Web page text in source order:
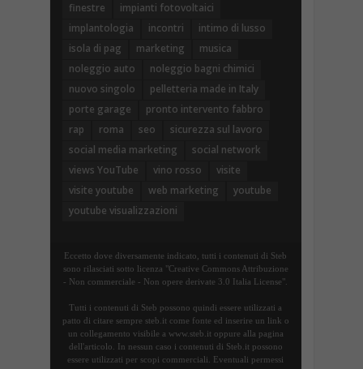
finestre
impianti fotovoltaici
implantologia
incontri
intimo di lusso
isola di pag
marketing
musica
noleggio auto
noleggio bagni chimici
nuovo singolo
pelletteria made in Italy
porte garage
pronto intervento fabbro
rap
roma seo
sicurezza sul lavoro
social media marketing
social network
views YouTube
vino rosso
visite
visite youtube
web marketing
youtube
youtube visualizzazioni
Eccetto dove diversamente indicato, tutti i contenuti di Steb
sono rilasciati sotto licenza "Creative Commons Attribuzione
- Non commerciale - Non opere derivate 3.0 Italia License".
Tutti i contenuti di Steb possono quindi essere utilizzati a
patto di citare sempre steb.it come fonte ed inserire un link o
un collegamento visibile a www.steb.it oppure alla pagina
dell'articolo. In nessun caso i contenuti di Steb.it possono
essere utilizzati per scopi commerciali. Eventuali permessi